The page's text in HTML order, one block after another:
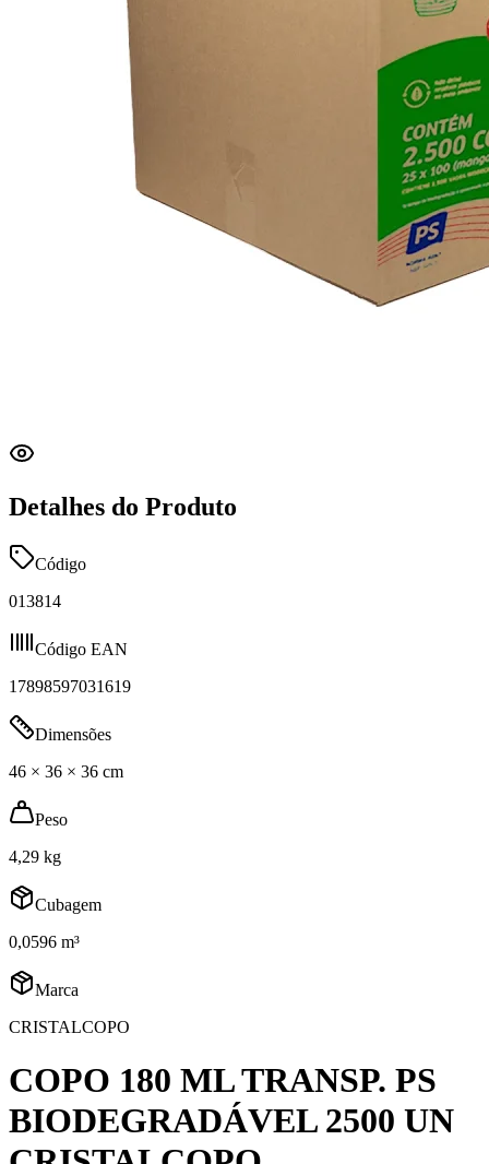
Detalhes do Produto
Código
013814
Código EAN
17898597031619
Dimensões
46 × 36 × 36 cm
Peso
4,29 kg
Cubagem
0,0596 m³
Marca
CRISTALCOPO
COPO 180 ML TRANSP. PS
BIODEGRADÁVEL 2500 UN